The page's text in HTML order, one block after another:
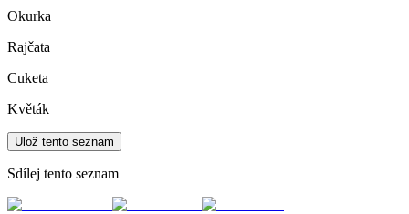
Okurka
Rajčata
Cuketa
Květák
Ulož tento seznam
Sdílej tento seznam